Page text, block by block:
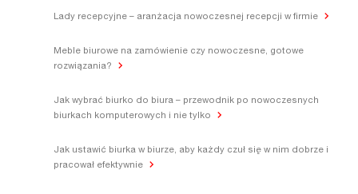
Lady recepcyjne – aranżacja nowoczesnej recepcji w firmie
Meble biurowe na zamówienie czy nowoczesne, gotowe
rozwiązania?
Jak wybrać biurko do biura – przewodnik po nowoczesnych
biurkach komputerowych i nie tylko
Jak ustawić biurka w biurze, aby każdy czuł się w nim dobrze i
pracował efektywnie